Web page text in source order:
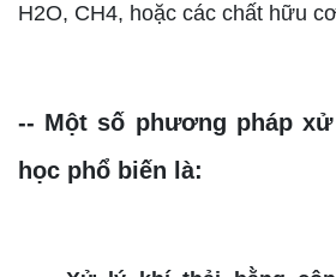
H2O, CH4, hoặc các chất hữu
-- Một số phương pháp
học phổ biến là: